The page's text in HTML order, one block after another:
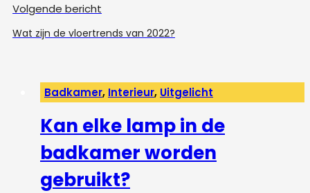
Volgende bericht
Wat zijn de vloertrends van 2022?
Badkamer, Interieur, Uitgelicht
Kan elke lamp in de
badkamer worden
gebruikt?